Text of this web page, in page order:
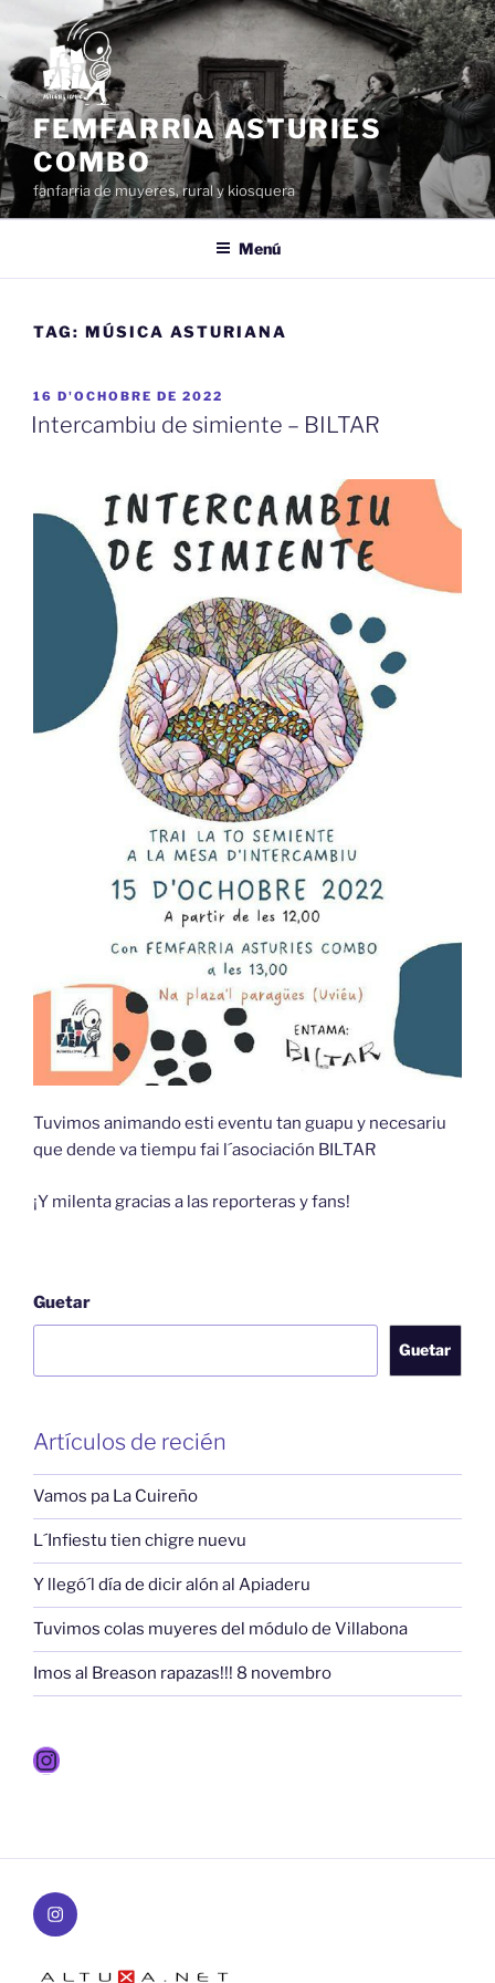
conteníu
FEMFARRIA ASTURIES
COMBO
fanfarria de muyeres, rural y kiosquera
Menú
TAG: MÚSICA ASTURIANA
ESPUBLIZÁU
EN
16 D'OCHOBRE DE 2022
Intercambiu de simiente – BILTAR
Tuvimos animando esti eventu tan guapu y necesariu
que dende va tiempu fai l´asociación BILTAR
¡Y milenta gracias a las reporteras y fans!
Guetar
Guetar
Artículos de recién
Vamos pa La Cuireño
L´Infiestu tien chigre nuevu
Y llegó´l día de dicir alón al Apiaderu
Tuvimos colas muyeres del módulo de Villabona
Imos al Breason rapazas!!! 8 novembro
Instagram
Instagram